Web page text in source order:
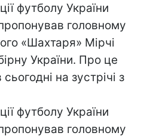
футболу України
головному
«Шахтаря» Мірчі
України. Про це
на зустрічі з
футболу України
головному